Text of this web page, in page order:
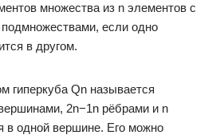
множества из n элементов с
если одно
в другом.
гиперкуба Qn называется
2n−1n рёбрами и n
в одной вершине. Его можно